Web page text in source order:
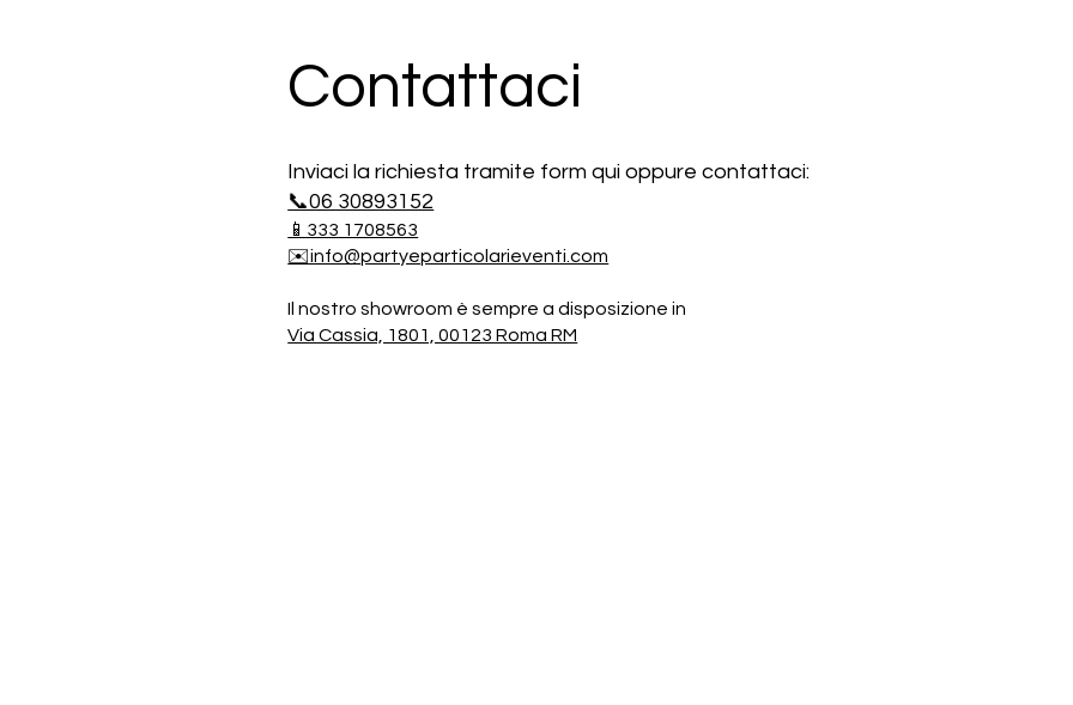
Contattaci
Inviaci la richiesta tramite form qui oppure contattaci:
📞06 30893152
📱333 1708563
✉️info@partyeparticolarieventi.com
Il nostro showroom è sempre a disposizione in
Via Cassia, 1801, 00123 Roma RM